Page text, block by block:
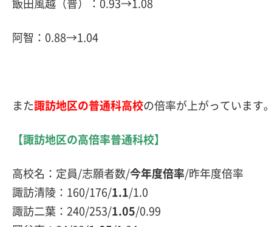
飯田風越（普）：0.93→1.08
阿智：0.88→1.04
また諏訪地区の普通科高校の倍率が上がっています
【諏訪地区の高倍率普通科校】
高校名：定員/志願者数/今年度倍率/昨年度倍率
諏訪清陵：160/176/1.1 /1.0
諏訪二葉：240/253/1.05/0.99